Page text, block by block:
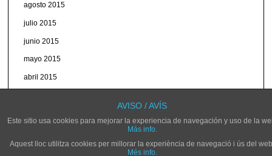
agosto 2015
julio 2015
junio 2015
mayo 2015
abril 2015
© NOVELDARADIO.ES
AVISO / AVÍS
Este sitio usa cookies para mejorar la experiencia de navegación y uso de la
Más info.
Aquest lloc utilitza cookies per millorar la experiència de navegació i ús del
Més info.